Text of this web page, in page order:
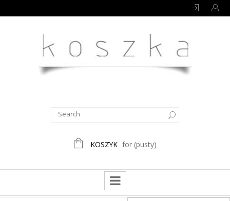
KOSZYK for (pusty)